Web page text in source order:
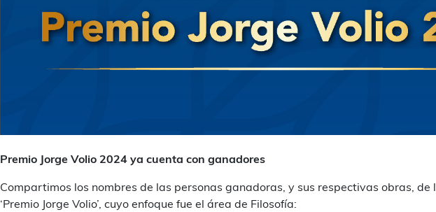
Premio Jorge Volio 2024 ya cuenta con ganadores
Compartimos los nombres de las personas ganadoras, y sus respectivas obras, de
‘Premio Jorge Volio’, cuyo enfoque fue el área de Filosofía: